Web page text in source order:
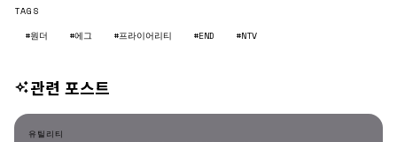
TAGS
#원더
#에그 #프라이어리티 #END #NTV
관련 포스트
유틸리티
유틸리티